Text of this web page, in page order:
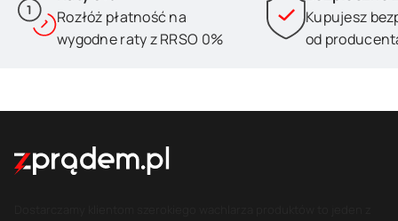
Rozłóż płatność na
wygodne raty z RRSO 0%
Kupujesz
od